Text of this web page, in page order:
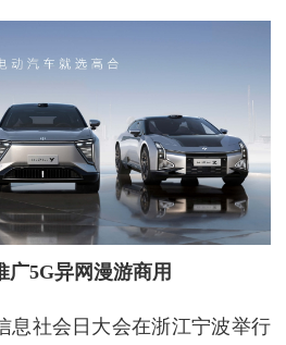
广5G异网漫游商用
息社会日大会在浙江宁波举行